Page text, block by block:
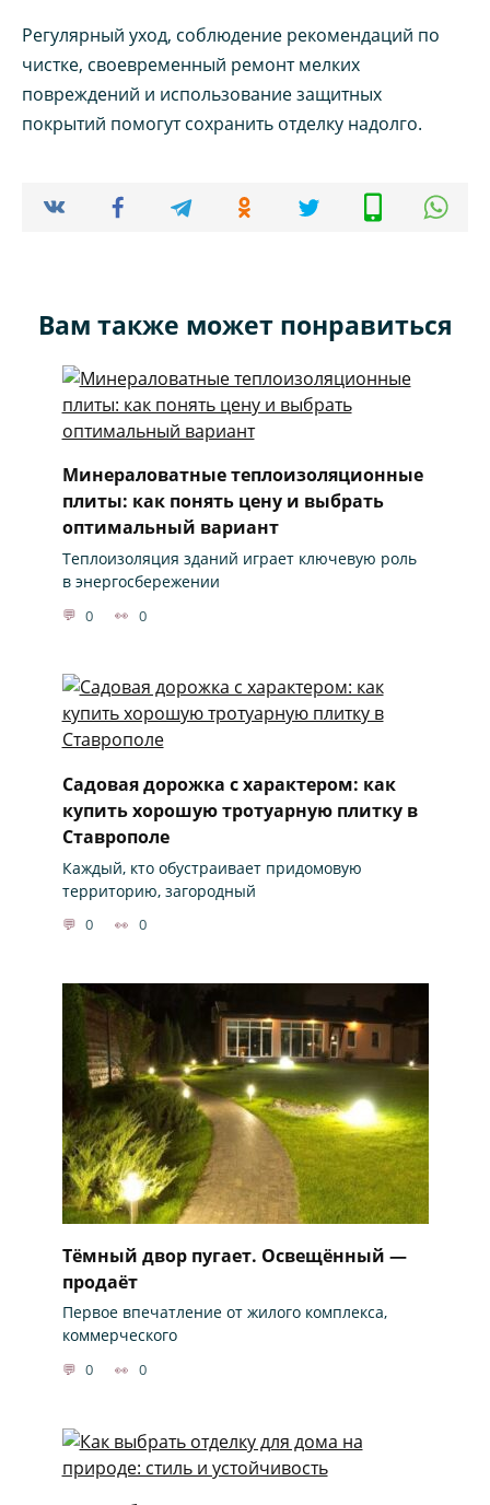
Регулярный уход, соблюдение рекомендаций по
чистке, своевременный ремонт мелких
повреждений и использование защитных
покрытий помогут сохранить отделку надолго.
Вам также может понравиться
Минераловатные теплоизоляционные
плиты: как понять цену и выбрать
оптимальный вариант
Теплоизоляция зданий играет ключевую роль
в энергосбережении
0 0
Садовая дорожка с характером: как
купить хорошую тротуарную плитку в
Ставрополе
Каждый, кто обустраивает придомовую
территорию, загородный
0 0
Тёмный двор пугает. Освещённый —
продаёт
Первое впечатление от жилого комплекса,
коммерческого
0 0